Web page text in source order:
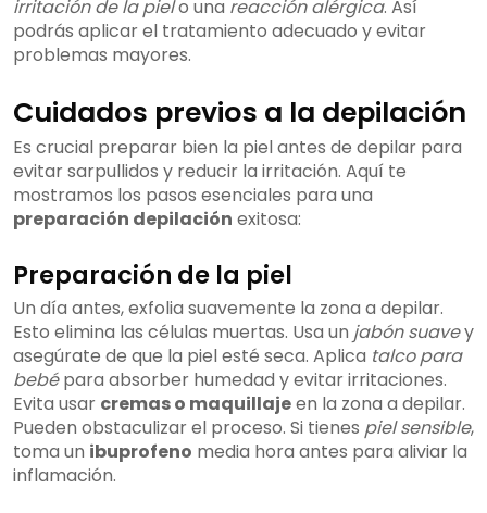
irritación de la pielo una reacción alérgica. Así
podrás aplicar el tratamiento adecuado y evitar
problemas mayores.
Cuidados previos a la depilación
Es crucial preparar bien la piel antes de depilar para
evitar sarpullidos y reducir la irritación. Aquí te
mostramos los pasos esenciales para una
preparación depilación exitosa:
Preparación de la piel
Un día antes, exfolia suavemente la zona a depilar.
Esto elimina las células muertas. Usa un jabón suavey
asegúrate de que la piel esté seca. Aplica talco para
bebépara absorber humedad y evitar irritaciones.
Evita usar cremas o maquillajeen la zona a depilar.
Pueden obstaculizar el proceso. Si tienes piel sensible,
toma un ibuprofeno media hora antes para aliviar la
inflamación.